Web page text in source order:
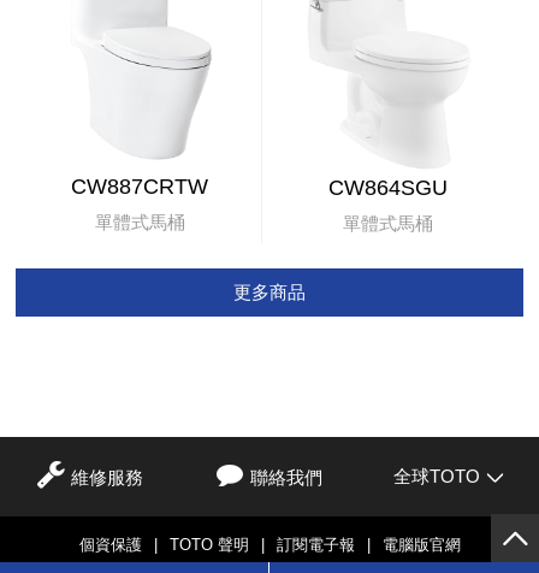
CW887CRTW
單體式馬桶
CW864SGU
單體式馬桶
更多商品
維修服務 聯絡我們 全球TOTO
個資保護 | TOTO 聲明 | 訂閱電子報 | 電腦版官網